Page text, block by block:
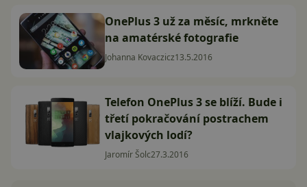
OnePlus 3 už za měsíc, mrkněte
na amatérské fotografie
Johanna Kovaczicz13.5.2016
Telefon OnePlus 3 se blíží. Bude i
třetí pokračování postrachem
vlajkových lodí?
Jaromír Šolc27.3.2016